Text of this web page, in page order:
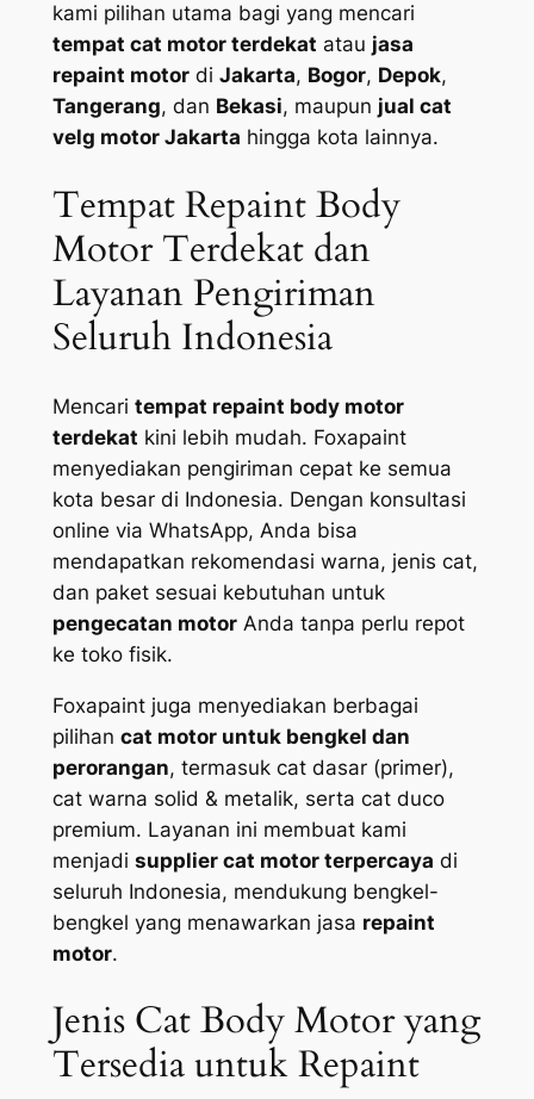
kami pilihan utama bagi yang mencari
tempat cat motor terdekat atau jasa
repaint motordi Jakarta, Bogor, Depok,
Tangerang, dan Bekasi, maupun jual cat
velg motor Jakarta hingga kota lainnya.
Tempat Repaint Body
Motor Terdekat dan
Layanan Pengiriman
Seluruh Indonesia
Mencari tempat repaint body motor
terdekat kini lebih mudah. Foxapaint
menyediakan pengiriman cepat ke semua
kota besar di Indonesia. Dengan konsultasi
online via WhatsApp, Anda bisa
mendapatkan rekomendasi warna, jenis cat,
dan paket sesuai kebutuhan untuk
pengecatan motorAnda tanpa perlu repot
ke toko fisik.
Foxapaint juga menyediakan berbagai
pilihan cat motor untuk bengkel dan
perorangan, termasuk cat dasar (primer),
cat warna solid & metalik, serta cat duco
premium. Layanan ini membuat kami
menjadi supplier cat motor terpercaya di
seluruh Indonesia, mendukung bengkel-
bengkel yang menawarkan jasa repaint
motor.
Jenis Cat Body Motor yang
Tersedia untuk Repaint